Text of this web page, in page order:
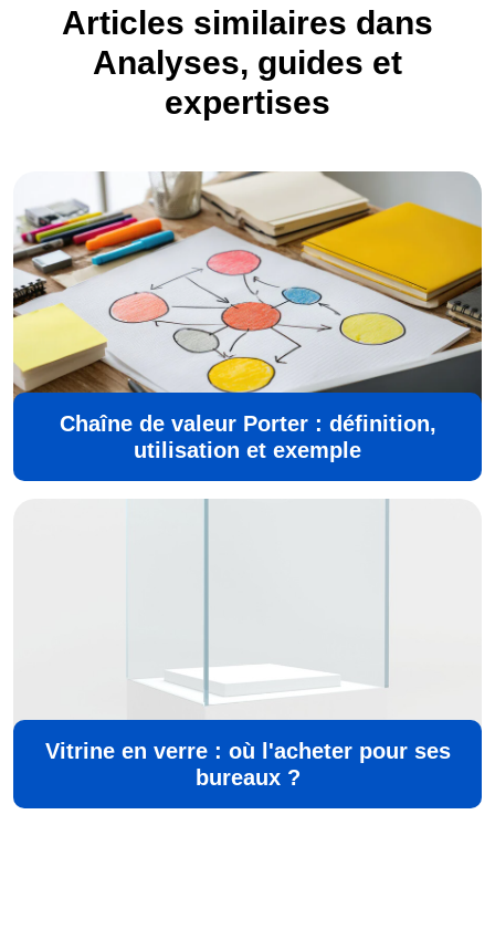
Articles similaires dans
Analyses, guides et
expertises
Chaîne de valeur Porter : définition,
utilisation et exemple
Vitrine en verre : où l'acheter pour ses
bureaux ?